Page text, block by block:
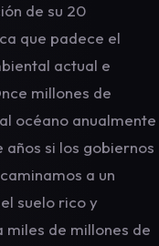
de su 20
que padece el
actual e
millones de
océano anualmente
si los gobiernos
a un
suelo rico y
miles de millones de